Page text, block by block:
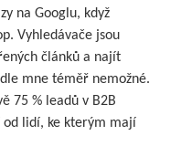
na Googlu, když
Vyhledávače jsou
článků a najít
mne téměř nemožné.
75 % leadů v B2B
od lidí, ke kterým mají